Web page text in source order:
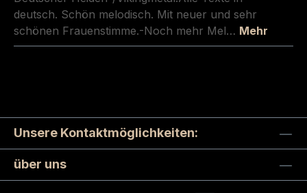
deutsch. Schön melodisch. Mit neuer und sehr
schönen Frauenstimme.-Noch mehr Mel… Mehr
Unsere Kontaktmöglichkeiten:
über uns